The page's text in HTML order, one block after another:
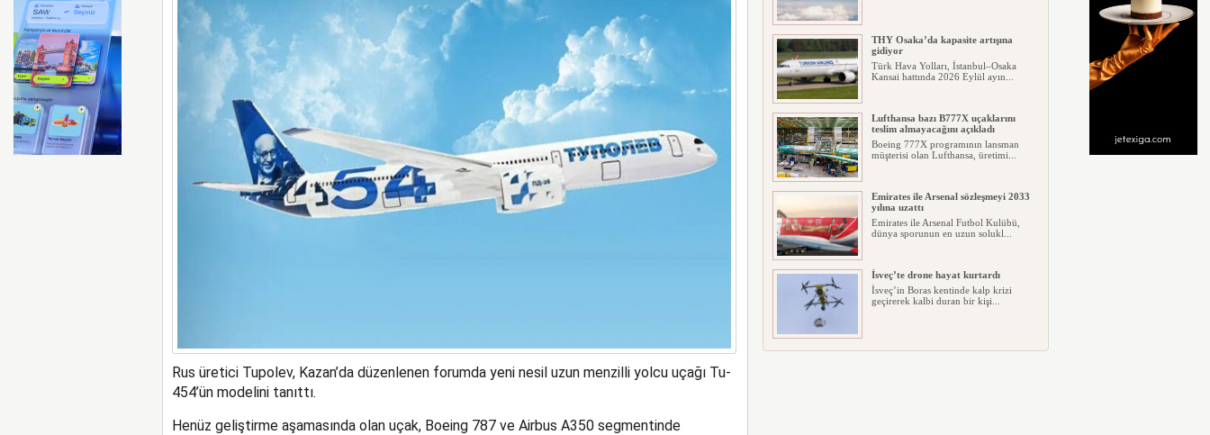
ABD merkezli Apollo Easyjet’i satın alıyor
Rus üretici Tupolev, Kazan’da düzenlenen forumda yeni nesil uzun menzilli yolcu uçağı Tu-
454’ün modelini tanıttı.
Henüz geliştirme aşamasında olan uçak, Boeing 787 ve Airbus A350 segmentinde
THY Osaka’da kapasite artışına
gidiyor
Türk Hava Yolları, İstanbul–Osaka
Kansai hattında 2026 Eylül ayın...
Lufthansa bazı B777X uçaklarını
teslim almayacağını açıkladı
Boeing 777X programının lansman
müşterisi olan Lufthansa, üretimi...
Emirates ile Arsenal sözleşmeyi 2033
yılına uzattı
Emirates ile Arsenal Futbol Kulübü,
dünya sporunun en uzun solukl...
İsveç’te drone hayat kurtardı
İsveç’in Boras kentinde kalp krizi
geçirerek kalbi duran bir kişi...
Ryanair kış sezonunda Fas’ta rekor